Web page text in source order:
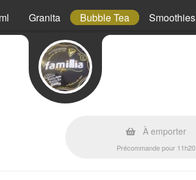
Granita Bubble Tea Smoothies
À emporter
Précommande pour 11h20